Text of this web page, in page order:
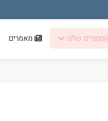
המוצרים שלנו מאמרים